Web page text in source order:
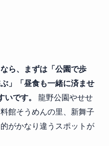
ら、まずは「公園で歩
」「昼食も一緒に済ませ
です。
龍野公園やせせ
館そうめんの里、新舞子
がかなり違うスポットが